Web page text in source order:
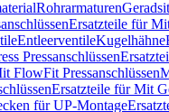
Rohrarmaturen
Ersatzteile für
EntleerventileKugelhähne
Pressanschlüssen
FlowFit Pressanschlüssen
Ersatzteile für Mit
für UP-Montage